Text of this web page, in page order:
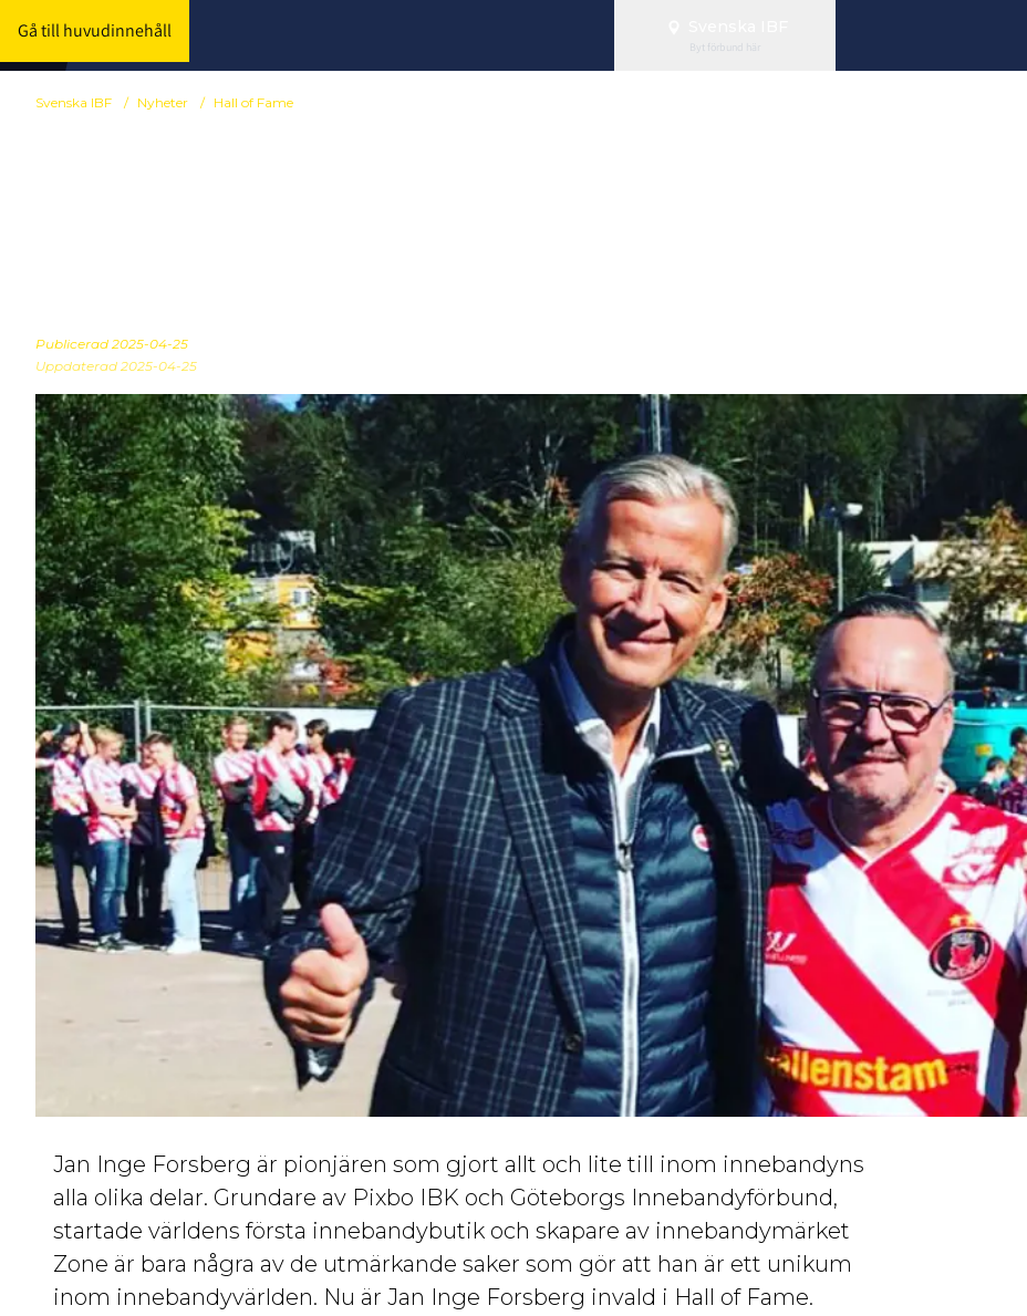
Gå till huvudinnehåll
Byt förbund här
Svenska IBF / Nyheter / Hall of Fame
Publicerad 2025-04-25
Uppdaterad 2025-04-25
Jan Inge Forsberg är pionjären som gjort allt och lite till inom innebandyns
alla olika delar. Grundare av Pixbo IBK och Göteborgs Innebandyförbund,
startade världens första innebandybutik och skapare av innebandymärket
Zone är bara några av de utmärkande saker som gör att han är ett unikum
inom innebandyvärlden. Nu är Jan Inge Forsberg invald i Hall of Fame.